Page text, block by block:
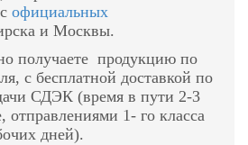
официальных
и Москвы.
получаете продукцию по
с бесплатной доставкой по
СДЭК (время в пути 2-3
отправлениями 1- го класса
дней).